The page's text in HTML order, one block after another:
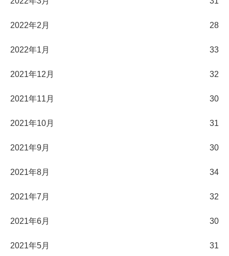
2022年2月 28
2022年1月 33
2021年12月 32
2021年11月 30
2021年10月 31
2021年9月 30
2021年8月 34
2021年7月 32
2021年6月 30
2021年5月 31